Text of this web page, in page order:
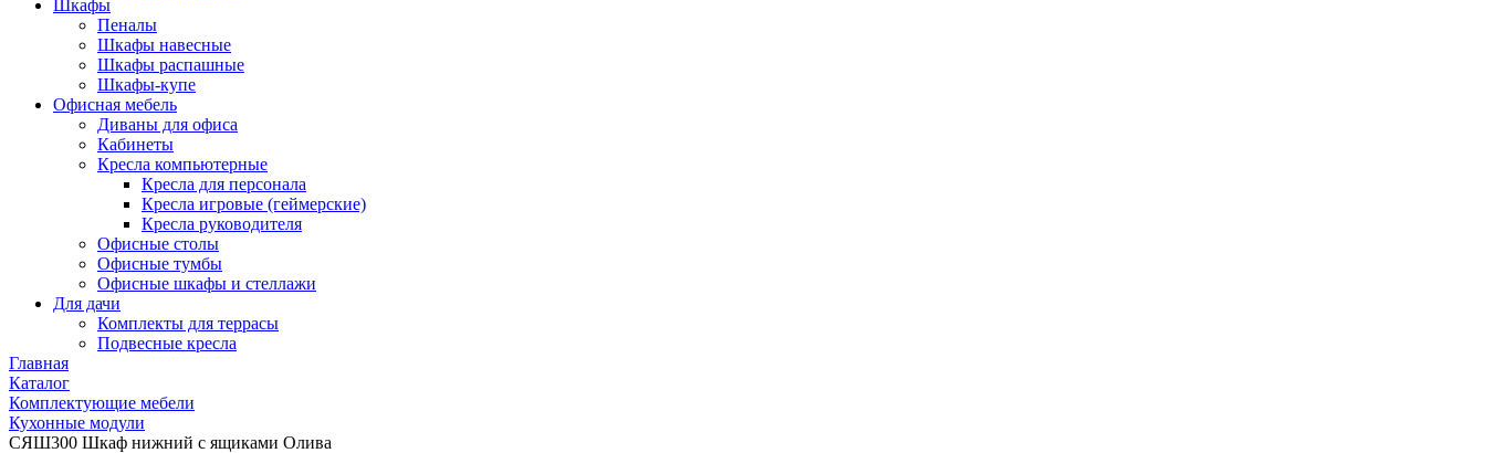
Шкафы
Пеналы
Шкафы навесные
Шкафы распашные
Шкафы-купе
Офисная мебель
Диваны для офиса
Кабинеты
Кресла компьютерные
Кресла для персонала
Кресла игровые (геймерские)
Кресла руководителя
Офисные столы
Офисные тумбы
Офисные шкафы и стеллажи
Для дачи
Комплекты для террасы
Подвесные кресла
Главная
Каталог
Комплектующие мебели
Кухонные модули
СЯШ300 Шкаф нижний с ящиками Олива